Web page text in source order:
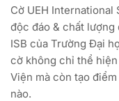
Cờ UEH International
độc đáo & chất
ISB của Trường Đại
cờ không chỉ thể
Viện mà còn tạo
nào.